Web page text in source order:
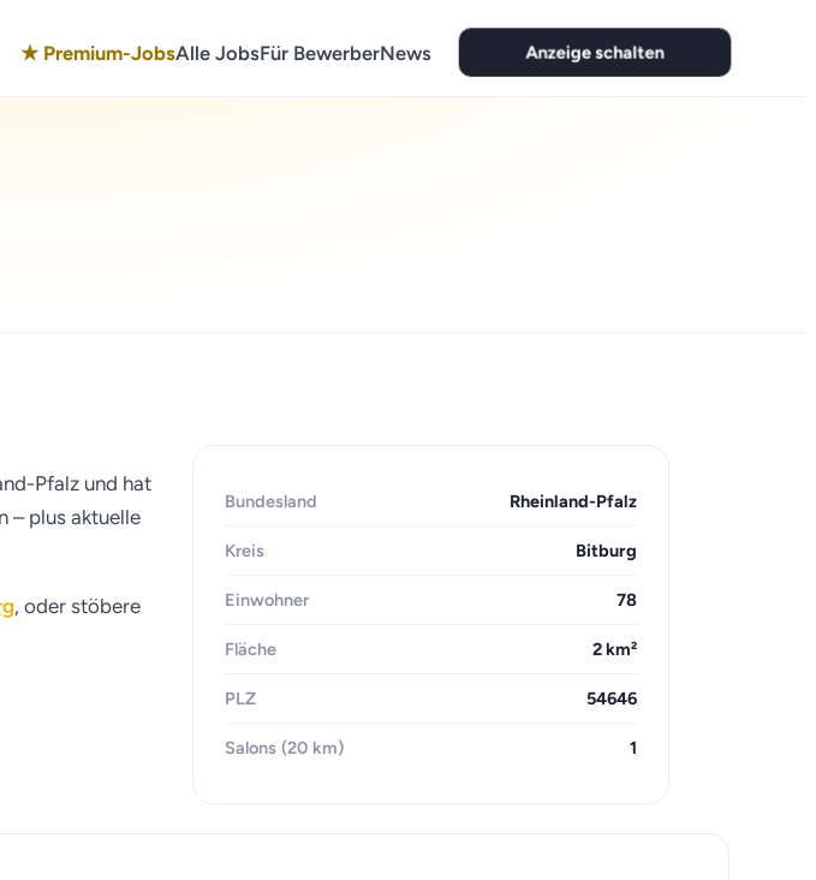
★ Premium-JobsAlle JobsFür BewerberNews Anzeige schalten
Pfalz und hat
– plus aktuelle
, oder stöbere
Bundesland Rheinland-Pfalz
Kreis Bitburg
Einwohner 78
Fläche 2 km²
PLZ 54646
Salons (20 km) 1